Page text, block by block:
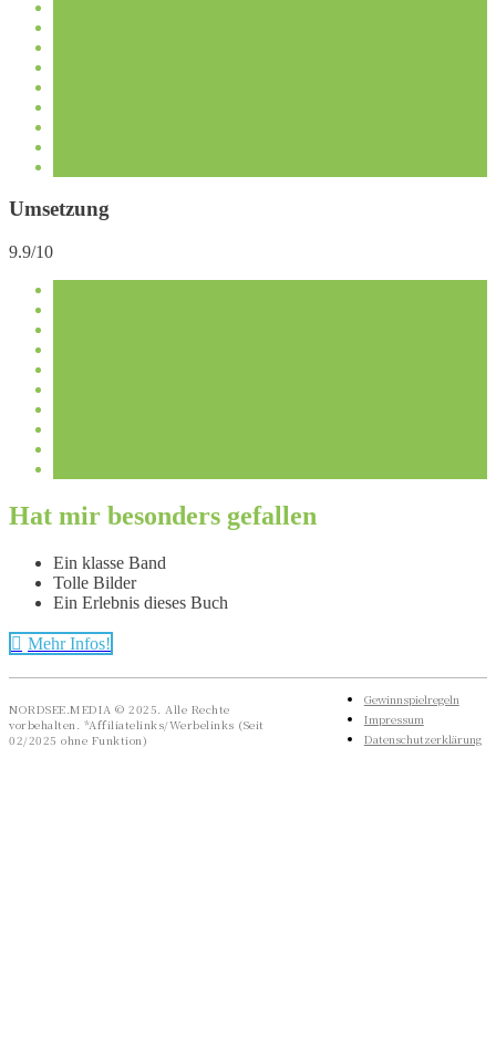
Umsetzung
9.9/10
Hat mir besonders gefallen
Ein klasse Band
Tolle Bilder
Ein Erlebnis dieses Buch
Mehr Infos!
NORDSEE.MEDIA © 2025. Alle Rechte
vorbehalten. *Affiliatelinks/Werbelinks (Seit
02/2025 ohne Funktion)
Gewinnspielregeln
Impressum
Datenschutzerklärung